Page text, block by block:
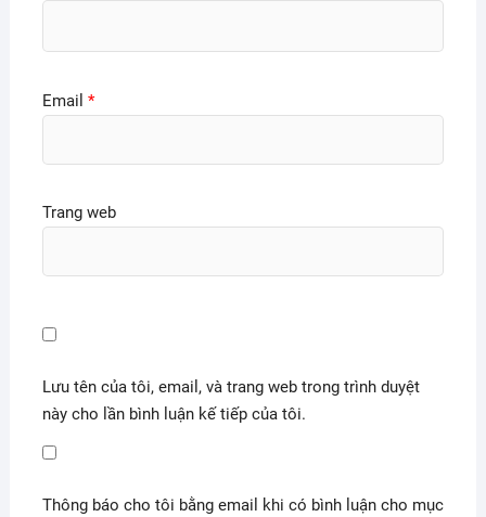
Email *
Trang web
Lưu tên của tôi, email, và trang web trong trình duyệt
này cho lần bình luận kế tiếp của tôi.
Thông báo cho tôi bằng email khi có bình luận cho mục